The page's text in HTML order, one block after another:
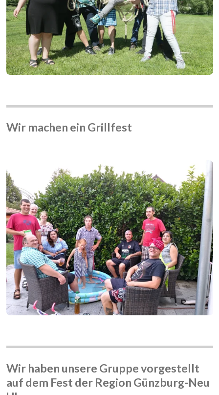
Wir machen ein Grillfest
Wir haben unsere Gruppe vorgestellt
auf dem Fest der Region Günzburg-Neu